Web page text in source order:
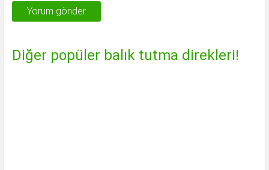
Diğer popüler balık tutma direkleri!